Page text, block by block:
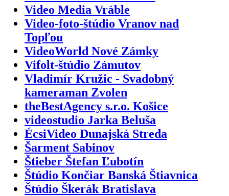
Video Media Vráble
Video-foto-štúdio Vranov nad
Topľou
VideoWorld Nové Zámky
Vifolt-štúdio Zámutov
Vladimír Kružic - Svadobný
kameraman Zvolen
theBestAgency s.r.o. Košice
videostudio Jarka Beluša
ÉcsiVideo Dunajská Streda
Šarment Sabinov
Štieber Štefan Ľubotín
Štúdio Končiar Banská Štiavnica
Štúdio Škerák Bratislava